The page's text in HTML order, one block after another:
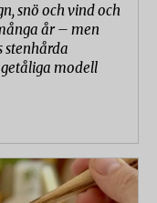
snö och vind och
år – men
stenhårda
modell